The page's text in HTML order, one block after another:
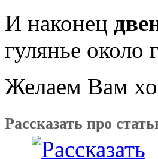
И наконец
гулянье около
Желаем Вам
Рассказать про